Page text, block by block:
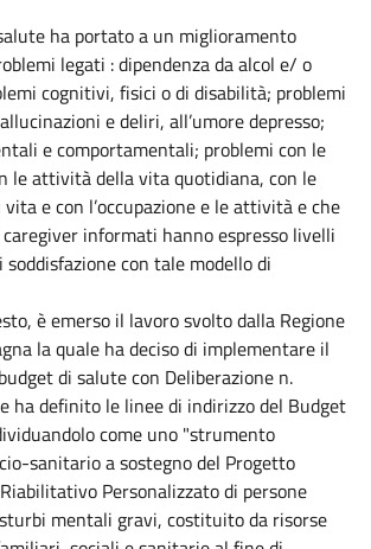
ha portato a un miglioramento
legati : dipendenza da alcol e/ o
cognitivi, fisici o di disabilità; problemi
e deliri, all’umore depresso;
e comportamentali; problemi con le
le attività della vita quotidiana, con le
e con l’occupazione e le attività e che
informati hanno espresso livelli
con tale modello di
è emerso il lavoro svolto dalla Regione
la quale ha deciso di implementare il
di salute con Deliberazione n.
ha definito le linee di indirizzo del Budget
come uno "strumento
sanitario a sostegno del Progetto
Personalizzato di persone
mentali gravi, costituito da risorse